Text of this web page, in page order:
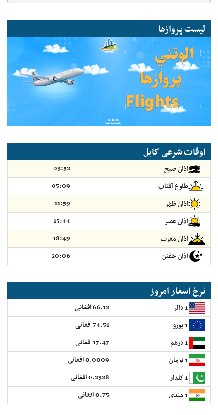
لیست پروازها
اوقات شرعی کابل
اذان صبح
03:52
طلوع آفتاب
05:09
اذان ظهر
11:59
اذان عصر
15:44
اذان مغرب
18:49
اذان خفتن
20:06
نرخ اسعار امروز
66.12 افغانی
74.51 افغانی
17.47 افغانی
0.0009 افغانی
0.2328 افغانی
0.75 افغانی